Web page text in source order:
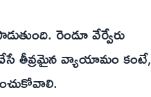
రెండూ వేర్వేరు
చేసే తీవ్రమైన వ్యాయామం కంటే,